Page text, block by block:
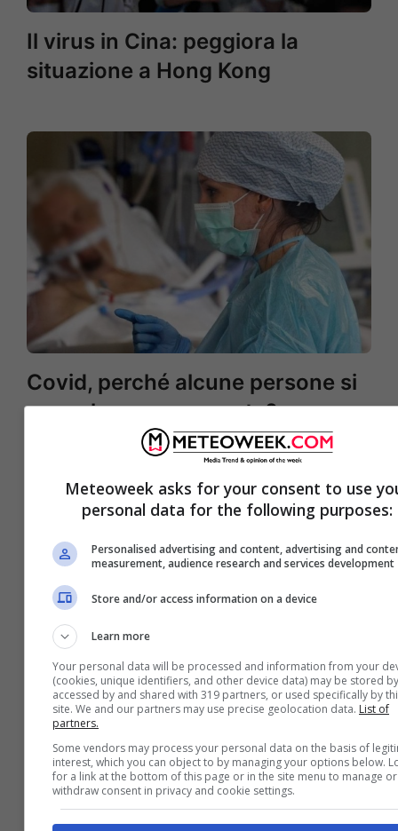
Il virus in Cina: peggiora la
situazione a Hong Kong
Covid, perché alcune persone si
ammalano gravemente?
Scoperta la causa
Covid, la mortalità torna a
crescere: +23% in diverse città
Meteoweek asks for your consent to use
personal data for the following purposes:
Personalised advertising and content, advertising and
measurement, audience research and services development
Store and/or access information on a device
Learn more
Your personal data will be processed and information from your
(cookies, unique identifiers, and other device data) may be stored
accessed by and shared with 319 partners, or used specifically by
site. We and our partners may use precise geolocation data. List of
partners.
Some vendors may process your personal data on the basis of
interest, which you can object to by managing your options below.
for a link at the bottom of this page or in the site menu to manage or
withdraw consent in privacy and cookie settings.